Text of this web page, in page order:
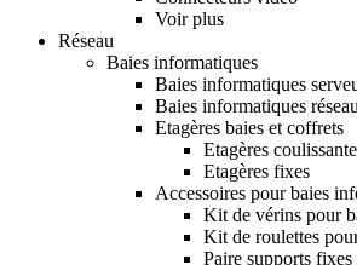
Voir plus
Réseau
Baies informatiques
Baies informatiques
Baies informatiques réseau
Etagères baies et coffrets
Etagères
Etagères fixes
Accessoires pour baies
Kit de vérins pour
Kit de roulettes
Paire supports fixes